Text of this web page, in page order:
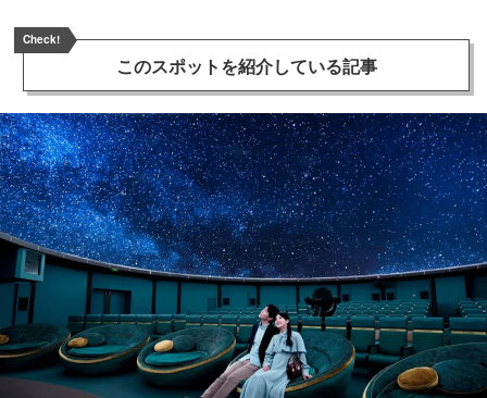
Check!
このスポットを紹介している記事